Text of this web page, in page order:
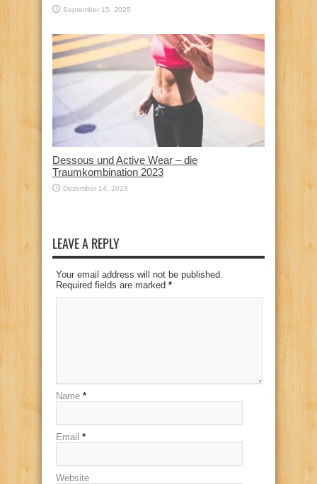
September 15, 2025
Dessous und Active Wear – die
Traumkombination 2023
Dezember 14, 2023
LEAVE A REPLY
Your email address will not be published.
Required fields are marked *
Name *
Email *
Website